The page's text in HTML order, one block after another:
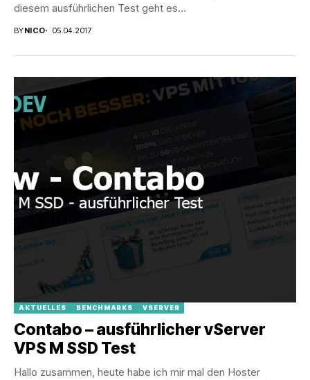
diesem ausführlichen Test geht es...
BYNICO 05.04.2017
AKTUELLES BENCHMARKS VSERVER
Contabo – ausführlicher vServer
VPS M SSD Test
Hallo zusammen, heute habe ich mir mal den Hoster